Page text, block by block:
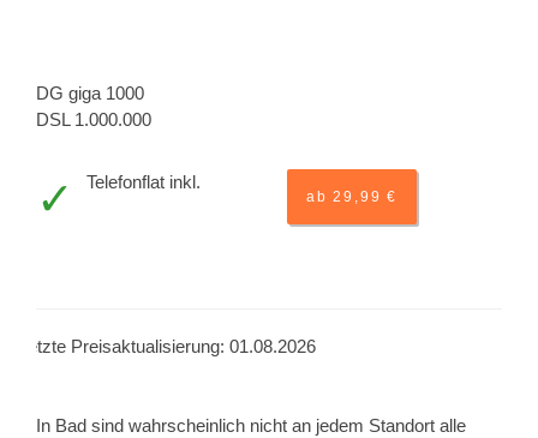
DG giga 1000
DSL 1.000.000
Telefonflat inkl.
ab 29,99 €
Letzte Preisaktualisierung: 01.08.2026
In Bad sind wahrscheinlich nicht an jedem Standort alle